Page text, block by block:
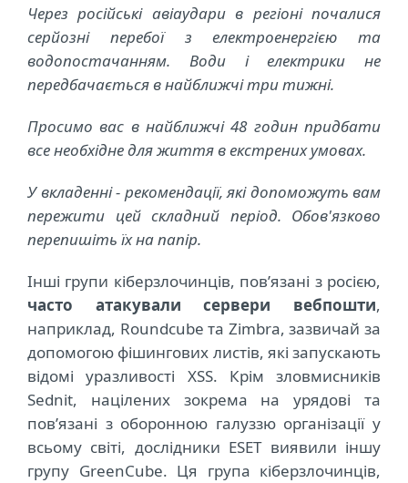
Через російські авіаудари в регіоні почалися
серйозні перебої з електроенергією та
водопостачанням. Води і електрики не
передбачається в найближчі три тижні.
Просимо вас в найближчі 48 годин придбати
все необхідне для життя в екстрених умовах.
У вкладенні - рекомендації, які допоможуть вам
пережити цей складний період. Обов'язково
перепишіть їх на папір.
Інші групи кіберзлочинців, пов’язані з росією,
часто атакували сервери вебпошти,
наприклад, Roundcube та Zimbra, зазвичай за
допомогою фішингових листів, які запускають
відомі уразливості XSS. Крім зловмисників
Sednit, націлених зокрема на урядові та
пов’язані з оборонною галуззю організації у
всьому світі, дослідники ESETвиявили іншу
групу GreenCube. Ця група кіберзлочинців,